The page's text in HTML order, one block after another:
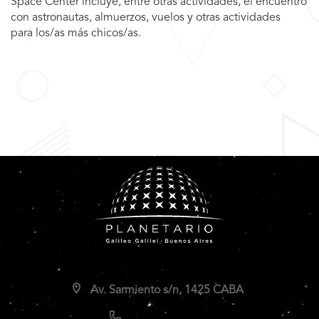
Space Center incluye, entre otras actividades, el encuentro
con astronautas, almuerzos, vuelos y otras actividades
para los/as más chicos/as.
Av. Sarmiento s/n, 1425 CABA